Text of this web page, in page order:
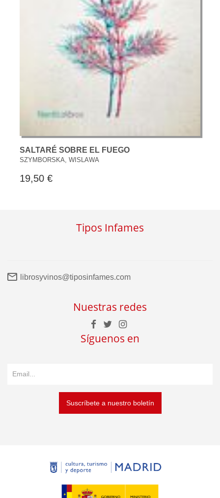
SALTARÉ SOBRE EL FUEGO
SZYMBORSKA, WISLAWA
19,50 €
Tipos Infames
librosyvinos@tiposinfames.com
Nuestras redes
Síguenos en
Suscríbete a nuestro boletín